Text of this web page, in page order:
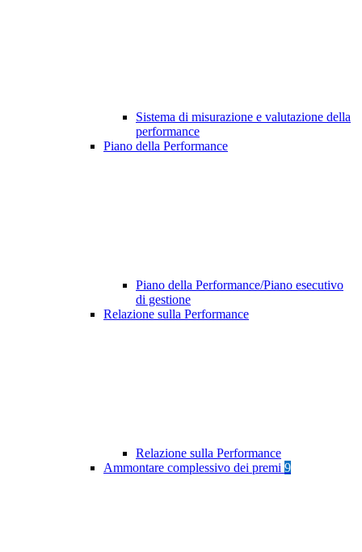
Sistema di misurazione e valutazione della
performance
Piano della Performance
Piano della Performance/Piano esecutivo
di gestione
Relazione sulla Performance
Relazione sulla Performance
Ammontare complessivo dei premi 9